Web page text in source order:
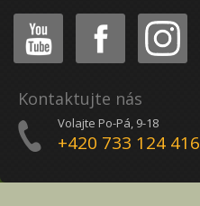
Youtube Facebook Instagram
Kontaktujte nás
Volajte Po-Pá, 9-18
+420 733 124 416